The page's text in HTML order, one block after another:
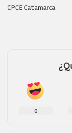
CPCE Catamarca
0